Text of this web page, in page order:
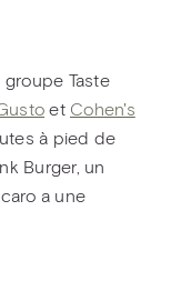
Taste
et Cohen's
à pied de
Burger, un
a une